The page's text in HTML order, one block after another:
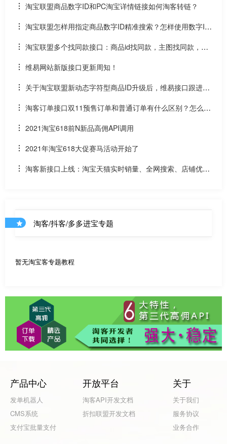
p）淘宝联盟商品数字ID和PC淘宝详情链接如何淘客转链？
淘宝联盟怎样用指定商品数字ID精准搜索？怎样使用数字ID
和场景ID2转链？
淘宝联盟多个找同款接口：商品id找同款，主图找同款，SK
U找同款
维易网站新版接口更新周知！
关于淘宝联盟新动态字符型商品ID升级后，维易接口跟进情
况和API调用说明
淘客订单接口双11预售订单和普通订单有什么区别？怎么区
分是淘客双11预售订单是否已付尾款？预售中支付了定金的宝
贝该如何计算佣金
2021淘宝618前N新品高佣API调用
2021年淘宝618大促赛马活动开始了
淘客新接口上线：淘宝天猫实时销量、全网搜索、店铺优惠
淘客/抖客/多多进宝专题
暂无淘宝客专题教程
产品中心
发单机器人
CMS系统
支付宝批量支付
开放平台
淘客API开发文档
折扣联盟开发文档
关于
关于我们
服务协议
业务合作